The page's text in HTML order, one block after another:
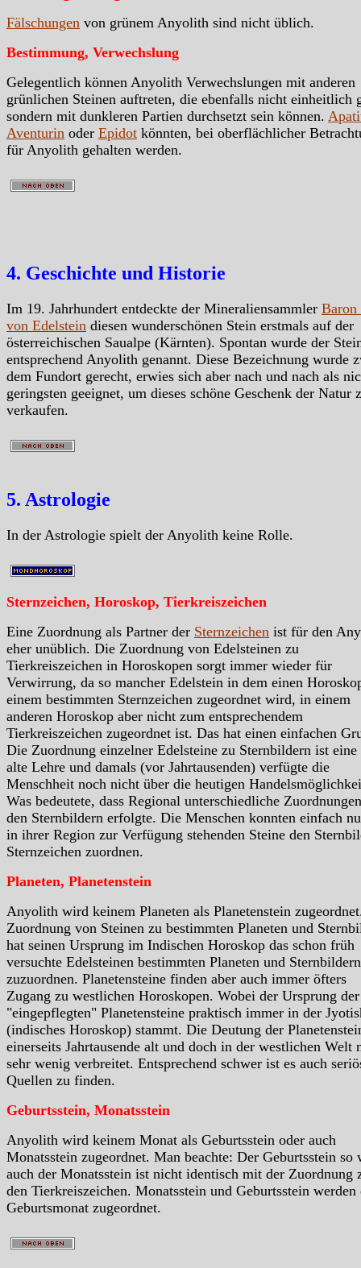
Fälschungen von grünem Anyolith sind nicht üblich.
Bestimmung, Verwechslung
Gelegentlich können Anyolith Verwechslungen mit anderen
grünlichen Steinen auftreten, die ebenfalls nicht einheitlich
sondern mit dunkleren Partien durchsetzt sein können.
Aventurin oder Epidot könnten, bei oberflächlicher
für Anyolith gehalten werden.
4. Geschichte und Historie
Im 19. Jahrhundert entdeckte der Mineraliensammler Baron
von Edelstein diesen wunderschönen Stein erstmals auf der
österreichischen Saualpe (Kärnten). Spontan wurde der
entsprechend Anyolith genannt. Diese Bezeichnung wurde
dem Fundort gerecht, erwies sich aber nach und nach als
geringsten geeignet, um dieses schöne Geschenk der Natur
verkaufen.
5. Astrologie
In der Astrologie spielt der Anyolith keine Rolle.
Sternzeichen, Horoskop, Tierkreiszeichen
Eine Zuordnung als Partner der Sternzeichen ist für den
eher unüblich. Die Zuordnung von Edelsteinen zu
Tierkreiszeichen in Horoskopen sorgt immer wieder für
Verwirrung, da so mancher Edelstein in dem einen
einem bestimmten Sternzeichen zugeordnet wird, in einem
anderen Horoskop aber nicht zum entsprechendem
Tierkreiszeichen zugeordnet ist. Das hat einen einfachen
Die Zuordnung einzelner Edelsteine zu Sternbildern ist eine
alte Lehre und damals (vor Jahrtausenden) verfügte die
Menschheit noch nicht über die heutigen
Was bedeutete, dass Regional unterschiedliche
den Sternbildern erfolgte. Die Menschen konnten einfach
in ihrer Region zur Verfügung stehenden Steine den
Sternzeichen zuordnen.
Planeten, Planetenstein
Anyolith wird keinem Planeten als Planetenstein
Zuordnung von Steinen zu bestimmten Planeten und
hat seinen Ursprung im Indischen Horoskop das schon früh
versuchte Edelsteinen bestimmten Planeten und Sternbildern
zuzuordnen. Planetensteine finden aber auch immer öfters
Zugang zu westlichen Horoskopen. Wobei der Ursprung der
"eingepflegten" Planetensteine praktisch immer in der
(indisches Horoskop) stammt. Die Deutung der
einerseits Jahrtausende alt und doch in der westlichen Welt
sehr wenig verbreitet. Entsprechend schwer ist es auch
Quellen zu finden.
Geburtsstein, Monatsstein
Anyolith wird keinem Monat als Geburtsstein oder auch
Monatsstein zugeordnet. Man beachte: Der Geburtsstein so
auch der Monatsstein ist nicht identisch mit der Zuordnung
den Tierkreiszeichen. Monatsstein und Geburtsstein werden
Geburtsmonat zugeordnet.